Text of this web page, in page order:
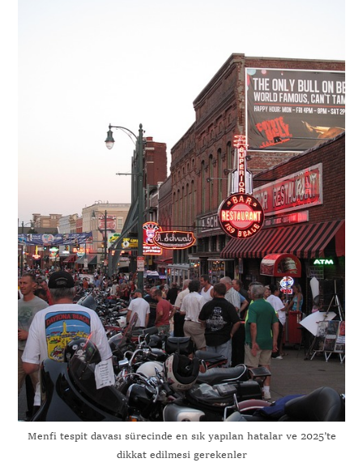
Menfi tespit davası sürecinde en sık yapılan hatalar ve 2025’te
dikkat edilmesi gerekenler